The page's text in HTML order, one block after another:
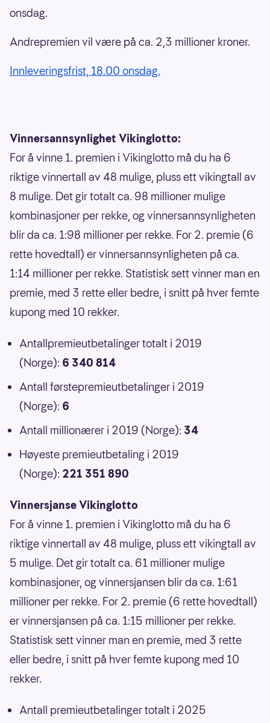
onsdag.
Andrepremien vil være på ca. 2,3 millioner kroner.
Innleveringsfrist, 18.00 onsdag.
Vinnersannsynlighet Vikinglotto:
For å vinne 1. premien i Vikinglotto må du ha 6
riktige vinnertall av 48 mulige, pluss ett vikingtall av
8 mulige. Det gir totalt ca. 98 millioner mulige
kombinasjoner per rekke, og vinnersannsynligheten
blir da ca. 1:98 millioner per rekke. For 2. premie (6
rette hovedtall) er vinnersannsynligheten på ca.
1:14 millioner per rekke. Statistisk sett vinner man en
premie, med 3 rette eller bedre, i snitt på hver femte
kupong med 10 rekker.
Antallpremieutbetalinger totalt i 2019
(Norge): 6 340 814
Antall førstepremieutbetalinger i 2019
(Norge): 6
Antall millionærer i 2019 (Norge): 34
Høyeste premieutbetaling i 2019
(Norge): 221 351 890
Vinnersjanse Vikinglotto
For å vinne 1. premien i Vikinglotto må du ha 6
riktige vinnertall av 48 mulige, pluss ett vikingtall av
5 mulige. Det gir totalt ca. 61 millioner mulige
kombinasjoner, og vinnersjansen blir da ca. 1:61
millioner per rekke. For 2. premie (6 rette hovedtall)
er vinnersjansen på ca. 1:15 millioner per rekke.
Statistisk sett vinner man en premie, med 3 rette
eller bedre, i snitt på hver femte kupong med 10
rekker.
Antall premieutbetalinger totalt i 2025